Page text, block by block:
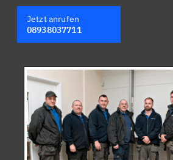
Jetzt anrufen
08938037711